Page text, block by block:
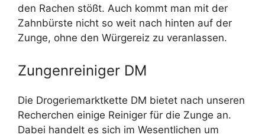
den Rachen stößt. Auch kommt man mit der
Zahnbürste nicht so weit nach hinten auf der
Zunge, ohne den Würgereiz zu veranlassen.
Zungenreiniger DM
Die Drogeriemarktkette DM bietet nach unseren
Recherchen einige Reiniger für die Zunge an.
Dabei handelt es sich im Wesentlichen um